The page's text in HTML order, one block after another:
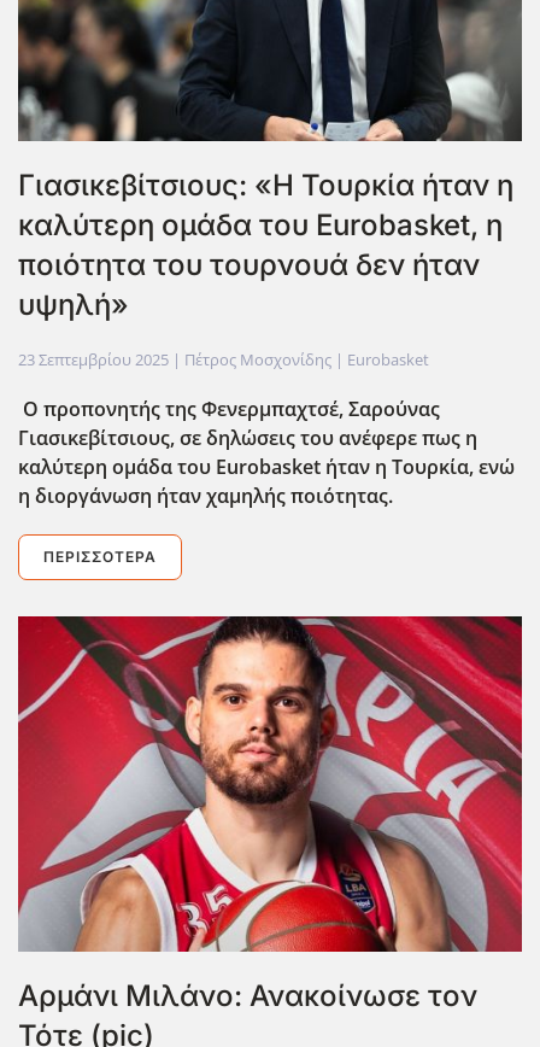
Γιασικεβίτσιους: «Η Τουρκία ήταν η
καλύτερη ομάδα του Eurobasket, η
ποιότητα του τουρνουά δεν ήταν
υψηλή»
23 Σεπτεμβρίου 2025 | Πέτρος Μοσχονίδης | Eurobasket
Ο προπονητής της Φενερμπαχτσέ, Σαρούνας
Γιασικεβίτσιους, σε δηλώσεις του ανέφερε πως η
καλύτερη ομάδα του Eurobasket ΄ηταν η Τουρκία, ενώ
η διοργάνωση ήταν χαμηλής ποιότητας.
ΠΕΡΙΣΣΌΤΕΡΑ
Αρμάνι Μιλάνο: Ανακοίνωσε τον
Τότε (pic)